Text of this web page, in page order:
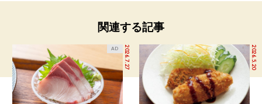
関連する記事
2026.7.27
AD 2026.5.20